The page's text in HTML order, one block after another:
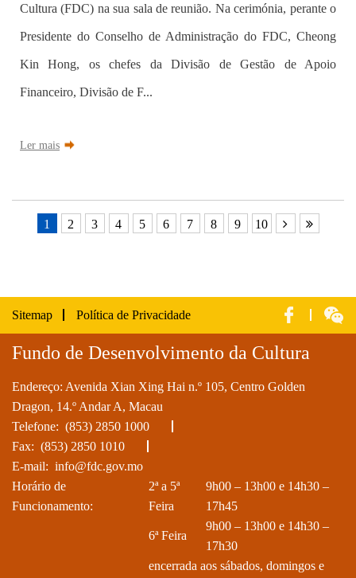
Cultura (FDC) na sua sala de reunião. Na cerimónia, perante o
Presidente do Conselho de Administração do FDC, Cheong
Kin Hong, os chefes da Divisão de Gestão de Apoio
Financeiro, Divisão de F...
Ler mais
1 2 3 4 5 6 7 8 9 10
Sitemap Política de Privacidade
Fundo de Desenvolvimento da Cultura
Endereço: Avenida Xian Xing Hai n.º 105, Centro Golden
Dragon, 14.º Andar A, Macau
Telefone: (853) 2850 1000
Fax: (853) 2850 1010
E-mail: info@fdc.gov.mo
Horário de
Funcionamento:
2ª a 5ª
Feira
9h00 – 13h00 e 14h30 –
17h45
6ª Feira
9h00 – 13h00 e 14h30 –
17h30
encerrada aos sábados, domingos e